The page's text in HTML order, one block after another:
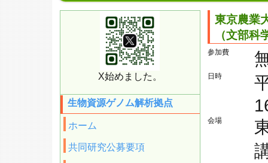
X始めました。
生物資源ゲノム解析拠点
ホーム
共同研究公募要項
東京農業
（文部
参加費
日時
会場